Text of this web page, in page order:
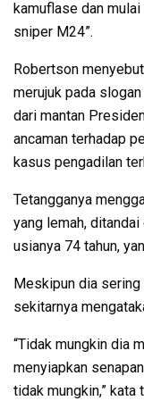
kamuflase dan
sniper M24”.
Robertson
merujuk pada slogan
dari mantan
ancaman terhadap
kasus pengadilan
Tetangganya
yang lemah,
usianya 74 tahun,
Meskipun dia
sekitarnya
“Tidak mungkin dia
menyiapkan
tidak mungkin,”